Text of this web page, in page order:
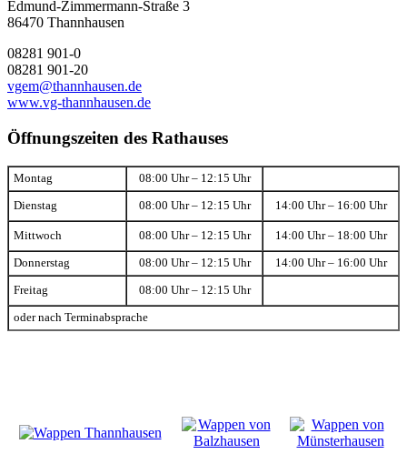
Edmund-Zimmermann-Straße 3
86470 Thannhausen
08281 901-0
08281 901-20
vgem@thannhausen.de
www.vg-thannhausen.de
Öffnungszeiten des Rathauses
Montag 08:00 Uhr – 12:15 Uhr
Dienstag 08:00 Uhr – 12:15 Uhr 14:00 Uhr – 16:00 Uhr
Mittwoch 08:00 Uhr – 12:15 Uhr 14:00 Uhr – 18:00 Uhr
Donnerstag 08:00 Uhr – 12:15 Uhr 14:00 Uhr – 16:00 Uhr
Freitag 08:00 Uhr – 12:15 Uhr
oder nach Terminabsprache